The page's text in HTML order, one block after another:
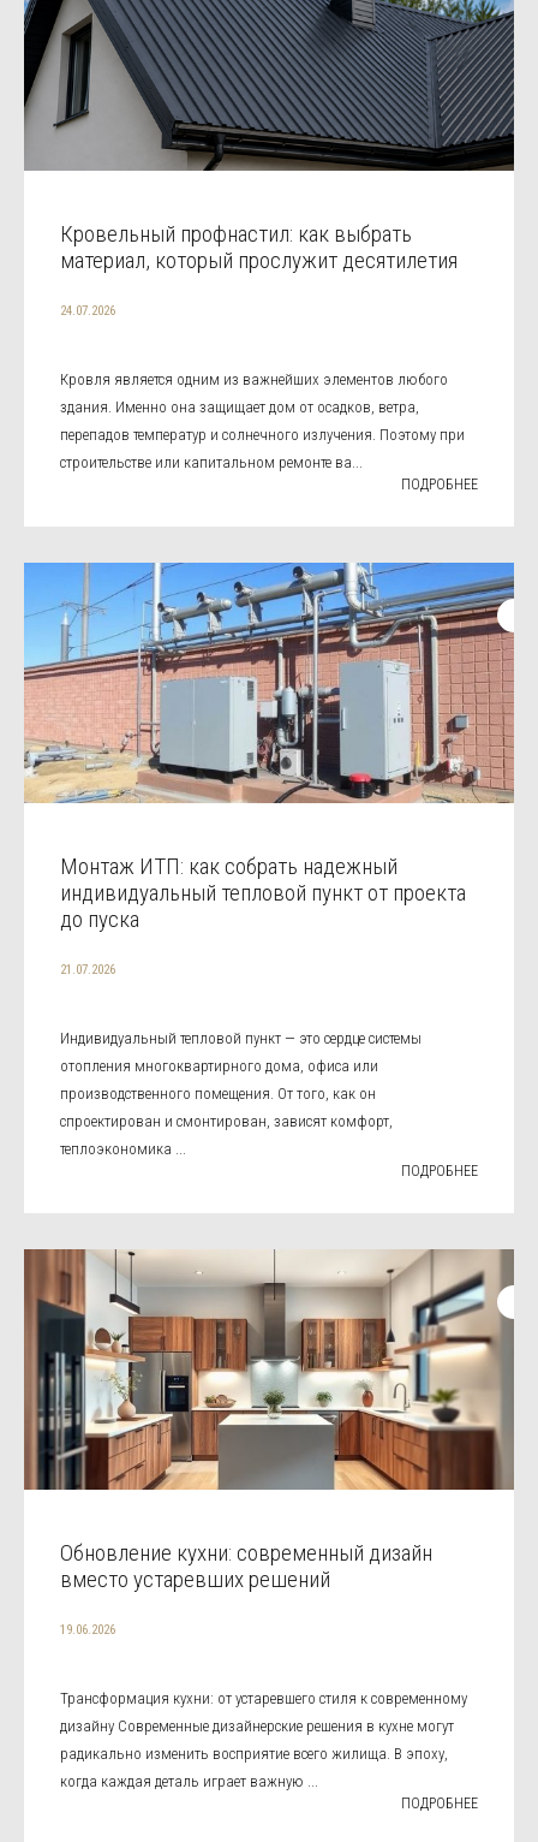
Кровельный профнастил: как выбрать
материал, который прослужит десятилетия
24.07.2026
Кровля является одним из важнейших элементов любого
здания. Именно она защищает дом от осадков, ветра,
перепадов температур и солнечного излучения. Поэтому при
строительстве или капитальном ремонте ва...
ПОДРОБНЕЕ
Монтаж ИТП: как собрать надежный
индивидуальный тепловой пункт от проекта
до пуска
21.07.2026
Индивидуальный тепловой пункт — это сердце системы
отопления многоквартирного дома, офиса или
производственного помещения. От того, как он
спроектирован и смонтирован, зависят комфорт,
теплоэкономика ...
ПОДРОБНЕЕ
Обновление кухни: современный дизайн
вместо устаревших решений
19.06.2026
Трансформация кухни: от устаревшего стиля к современному
дизайну Современные дизайнерские решения в кухне могут
радикально изменить восприятие всего жилища. В эпоху,
когда каждая деталь играет важную ...
ПОДРОБНЕЕ